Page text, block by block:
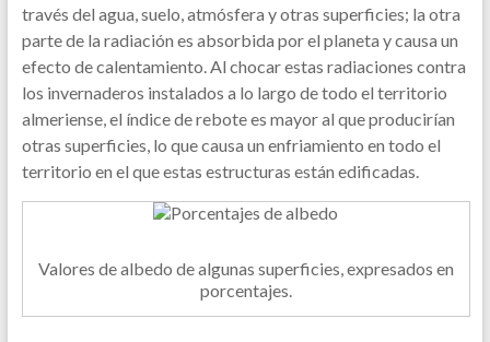
través del agua, suelo, atmósfera y otras superficies; la otra
parte de la radiación es absorbida por el planeta y causa un
efecto de calentamiento. Al chocar estas radiaciones contra
los invernaderos instalados a lo largo de todo el territorio
almeriense, el índice de rebote es mayor al que producirían
otras superficies, lo que causa un enfriamiento en todo el
territorio en el que estas estructuras están edificadas.
Valores de albedo de algunas superficies, expresados en
porcentajes.